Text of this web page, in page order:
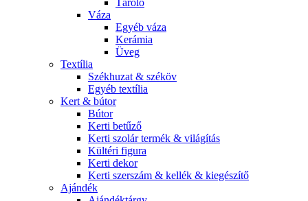
Tároló
Váza
Egyéb váza
Kerámia
Üveg
Textília
Székhuzat & széköv
Egyéb textília
Kert & bútor
Bútor
Kerti betűző
Kerti szolár termék & világítás
Kültéri figura
Kerti dekor
Kerti szerszám & kellék & kiegészítő
Ajándék